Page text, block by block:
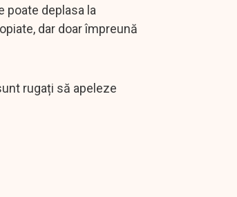
poate deplasa la
dar doar împreună
rugați să apeleze